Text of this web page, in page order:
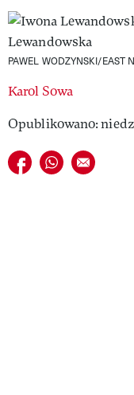
VIVA!ITAKA
MAGAZYN VIVA!
PAWEL WODZYNSKI/EAST
Karol Sowa
Opublikowano:
Udostępnij na
Udostępnij na
E-mail do